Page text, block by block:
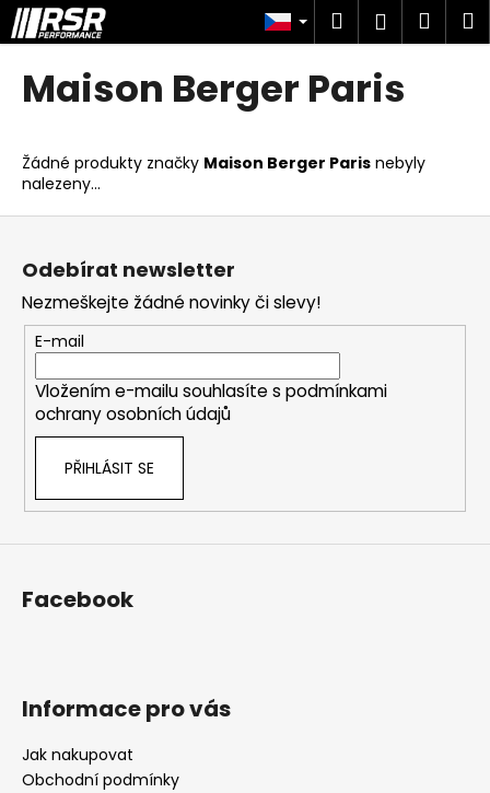
Přejít
na
obsah
Hledat
Maison Berger Paris
Žádné produkty značky Maison Berger Paris nebyly
nalezeny...
K
o
o
p
ř
e
b
u
e
n
a
j
t
Z
Odebírat newsletter
Nezmeškejte žádné novinky či slevy!
E-mail
Vložením e-mailu souhlasíte s podmínkami
ochrany osobních údajů
PŘIHLÁSIT SE
Facebook
Informace pro vás
Jak nakupovat
Obchodní podmínky